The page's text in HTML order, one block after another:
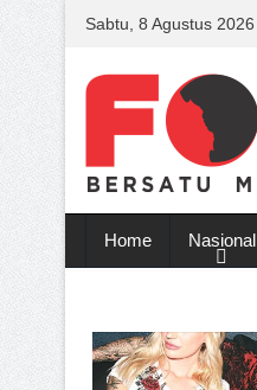
Sabtu, 8 Agustus 2026
Home Nasional